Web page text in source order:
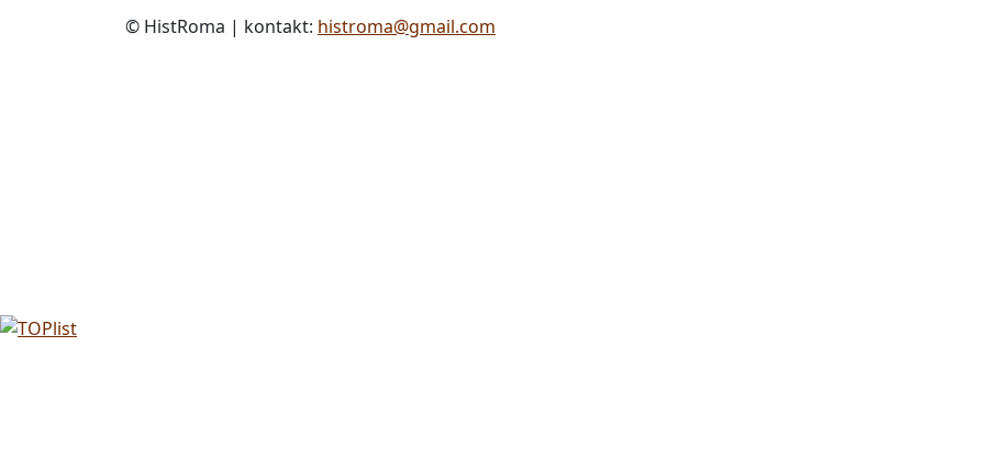
© HistRoma | kontakt: histroma@gmail.com